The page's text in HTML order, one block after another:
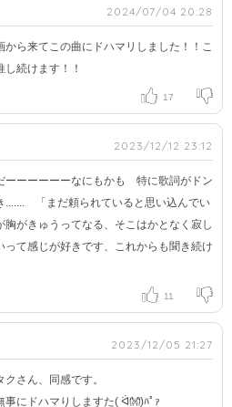
2024/07/04 20:28
から来てこの曲にドハマリしました！！こ
続けます！！
17
2023/12/12 23:12
ーーーーーーなにもかも 特に歌詞がドン
....... 「まだ頼られていると思い込んでい
胸がきゅうってなる、そこはかとなく寂し
って感じが好きです、これからも聞き続け
11
2023/12/05 21:27
さん、同感です。
事にドハマりしますた( ᐛ👐)ﾊﾟｧ